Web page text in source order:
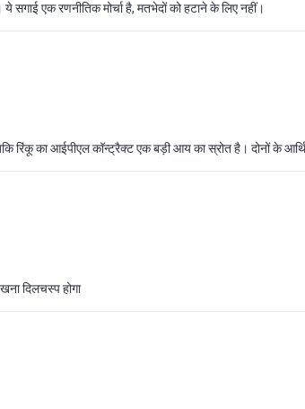
एक रणनीतिक मोर्चा है, मतभेदों को हटाने के लिए नहीं।
रिंकू का आईपीएल कॉन्ट्रैक्ट एक बड़ी आय का स्रोत है। दोनों के
दिलचस्प होगा